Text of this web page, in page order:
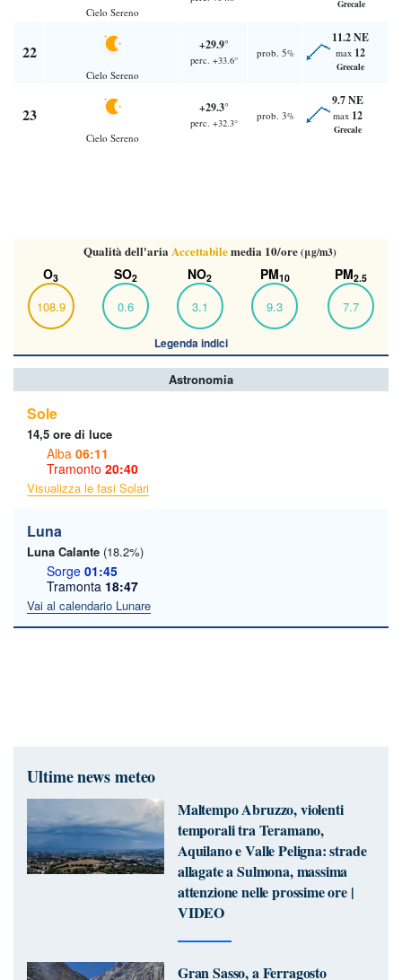
Cielo Sereno
Grecale
22
Cielo Sereno
+29.9°
perc. +33.6°
prob. 5%
11.2 NE
max 12
Grecale
23
Cielo Sereno
+29.3°
perc. +32.3°
prob. 3%
9.7 NE
max 12
Grecale
Qualità dell'aria Accettabilemedia 10/ore(μg/m3)
O3
108.9
SO2
0.6
NO2
3.1
PM10
9.3
PM2.5
7.7
Legenda indici
Astronomia
Sole
14,5 ore di luce
Alba 06:11
Tramonto 20:40
Visualizza le fasi Solari
Luna
Luna Calante (18.2%)
Sorge 01:45
Tramonta 18:47
Vai al calendario Lunare
Ultime news meteo
Maltempo Abruzzo, violenti
temporali tra Teramano,
Aquilano e Valle Peligna: strade
allagate a Sulmona, massima
attenzione nelle prossime ore |
VIDEO
Gran Sasso, a Ferragosto